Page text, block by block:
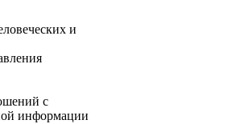
и
с
информации